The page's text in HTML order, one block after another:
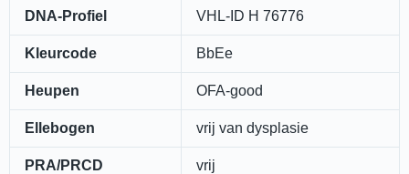
DNA-Profiel VHL-ID H 76776
Kleurcode BbEe
Heupen OFA-good
Ellebogen vrij van dysplasie
PRA/PRCD vrij